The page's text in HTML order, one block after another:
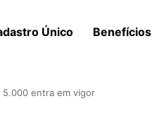
Único Benefícios
5.000 entra em vigor